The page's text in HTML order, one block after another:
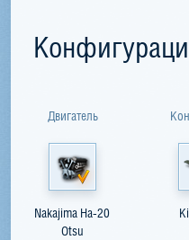
Двигатель
Nakajima Ha-20
Otsu